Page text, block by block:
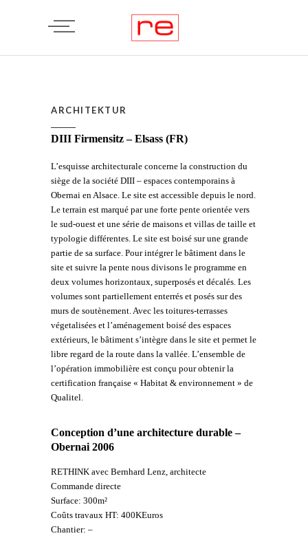
ARCHITEKTUR
DIII Firmensitz – Elsass (FR)
L’esquisse architecturale concerne la construction du
siège de la société DIII – espaces contemporains à
Obernai en Alsace. Le site est accessible depuis le nord.
Le terrain est marqué par une forte pente orientée vers
le sud-ouest et une série de maisons et villas de taille et
typologie différentes. Le site est boisé sur une grande
partie de sa surface. Pour intégrer le bâtiment dans le
site et suivre la pente nous divisons le programme en
deux volumes horizontaux, superposés et décalés. Les
volumes sont partiellement enterrés et posés sur des
murs de soutènement. Avec les toitures-terrasses
végetalisées et l’aménagement boisé des espaces
extérieurs, le bâtiment s’intègre dans le site et permet le
libre regard de la route dans la vallée. L’ensemble de
l’opération immobilière est conçu pour obtenir la
certification française « Habitat & environnement » de
Qualitel.
Conception d’une architecture durable –
Obernai 2006
RETHINK avec Bernhard Lenz, architecte
Commande directe
Surface: 300m²
Coûts travaux HT: 400KEuros
Chantier: –